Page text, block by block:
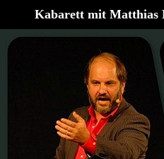
Kabarett mit Matthias